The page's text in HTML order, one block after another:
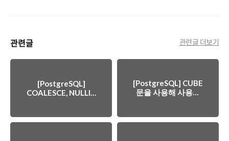
관련글 관련글 더보기
[PostgreSQL]
COALESCE, NULLIF,
[PostgreSQL] CUBE
문을 사용해 사용자